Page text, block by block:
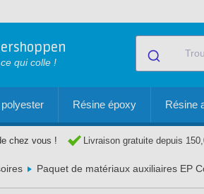
qui colle !
Résine époxy Résine
chez vous ! Livraison gratuite depuis
Paquet de matériaux auxiliaires EP